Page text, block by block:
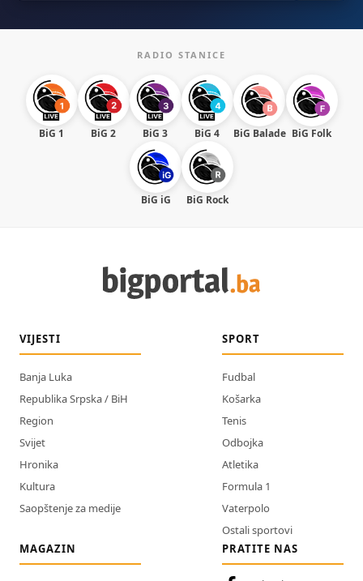
RADIO STANICE
BiG 1 BiG 2 BiG 3 BiG 4 BiG Balade BiG Folk
BiG iG BiG Rock
VIJESTI
Banja Luka
Republika Srpska / BiH
Region
Svijet
Hronika
Kultura
Saopštenje za medije
SPORT
Fudbal
Košarka
Tenis
Odbojka
Atletika
Formula 1
Vaterpolo
Ostali sportovi
MAGAZIN
PRATITE NAS